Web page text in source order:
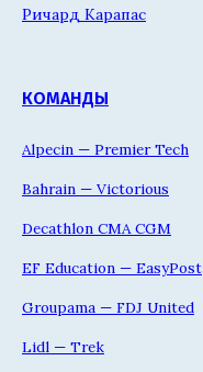
Ричард Карапас
КОМАНДЫ
Alpecin — Premier Tech
Bahrain — Victorious
Decathlon CMA CGM
EF Education — EasyPost
Groupama — FDJ United
Lidl — Trek